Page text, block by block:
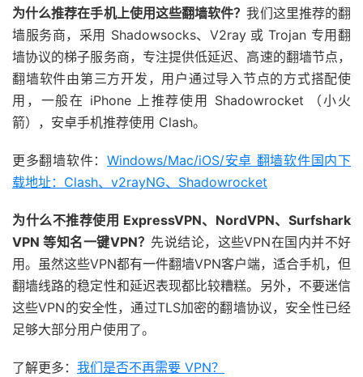
为什么推荐在手机上使用这些翻墙软件？我们这里推荐的翻
墙服务商，采用 Shadowsocks、V2ray 或 Trojan 专用翻
墙协议的梯子服务商，专注提供低延迟、高速的翻墙节点，
翻墙软件由第三方开发，用户通过导入节点的方式搭配使
用，一般在 iPhone 上推荐使用 Shadowrocket （小火
箭），安卓手机推荐使用 Clash。
更多翻墙软件： Windows/Mac/iOS/安卓 翻墙软件国内下
载地址：Clash、v2rayNG、Shadowrocket
为什么不推荐使用 ExpressVPN、NordVPN、Surfshark
VPN 等知名一键VPN？ 先说结论，这些VPN在国内并不好
用。虽然这些VPN都有一件翻墙VPN客户端，适合手机，但
翻墙线路的稳定性和延迟表现都比较糟糕。另外，不要迷信
这些VPN的安全性，通过TLS加密的翻墙协议，安全性已经
足够大部分用户使用了。
了解更多： 我们是否不再需要 VPN？